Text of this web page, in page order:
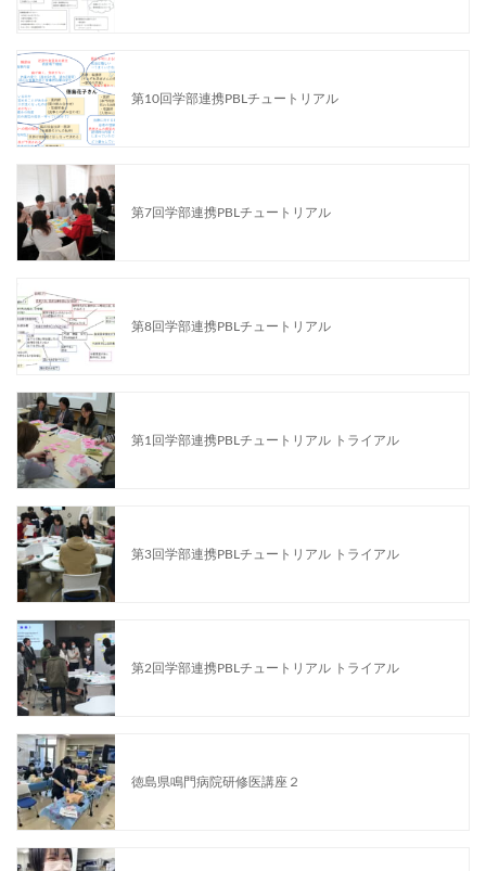
第10回学部連携PBLチュートリアル
第7回学部連携PBLチュートリアル
第8回学部連携PBLチュートリアル
第1回学部連携PBLチュートリアル トライアル
第3回学部連携PBLチュートリアル トライアル
第2回学部連携PBLチュートリアル トライアル
徳島県鳴門病院研修医講座２